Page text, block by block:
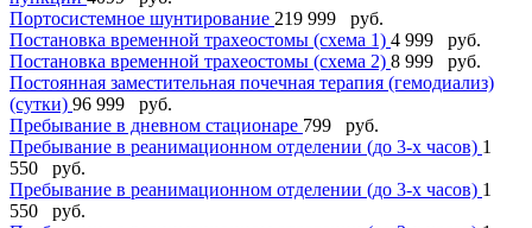
Портосистемное шунтирование 219 999 руб.
Постановка временной трахеостомы (схема 1) 4 999 руб.
Постановка временной трахеостомы (схема 2) 8 999 руб.
Постоянная заместительная почечная терапия (гемодиализ)
(сутки) 96 999 руб.
Пребывание в дневном стационаре 799 руб.
Пребывание в реанимационном отделении (до 3-х часов) 1
550 руб.
Пребывание в реанимационном отделении (до 3-х часов) 1
550 руб.